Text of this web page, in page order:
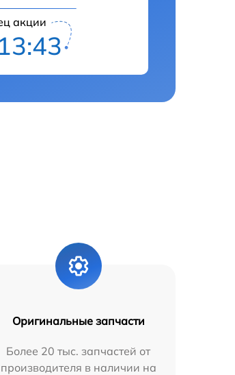
акции
Оригинальные запчасти
Более 20 тыс. запчастей от
производителя в наличии на